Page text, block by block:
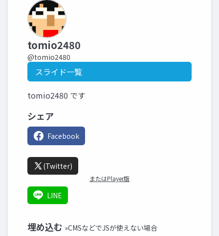
tomio2480
@tomio2480
スライド一覧
tomio2480 です
シェア
Facebook
(Twitter)
またはPlayer版
LINE
埋め込む »CMSなどでJSが使えない場合